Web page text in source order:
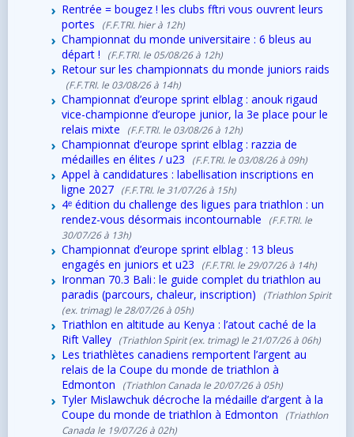
Rentrée = bougez ! les clubs fftri vous ouvrent leurs
portes
(F.F.TRI. hier à 12h)
Championnat du monde universitaire : 6 bleus au
départ !
(F.F.TRI. le 05/08/26 à 12h)
Retour sur les championnats du monde juniors raids
(F.F.TRI. le 03/08/26 à 14h)
Championnat d’europe sprint elblag : anouk rigaud
vice-championne d’europe junior, la 3e place pour le
relais mixte
(F.F.TRI. le 03/08/26 à 12h)
Championnat d’europe sprint elblag : razzia de
médailles en élites / u23
(F.F.TRI. le 03/08/26 à 09h)
Appel à candidatures : labellisation inscriptions en
ligne 2027
(F.F.TRI. le 31/07/26 à 15h)
4ᵉ édition du challenge des ligues para triathlon : un
rendez-vous désormais incontournable
(F.F.TRI. le
30/07/26 à 13h)
Championnat d’europe sprint elblag : 13 bleus
engagés en juniors et u23
(F.F.TRI. le 29/07/26 à 14h)
Ironman 70.3 Bali : le guide complet du triathlon au
paradis (parcours, chaleur, inscription)
(Triathlon Spirit
(ex. trimag) le 28/07/26 à 05h)
Triathlon en altitude au Kenya : l’atout caché de la
Rift Valley
(Triathlon Spirit (ex. trimag) le 21/07/26 à 06h)
Les triathlètes canadiens remportent l’argent au
relais de la Coupe du monde de triathlon à
Edmonton
(Triathlon Canada le 20/07/26 à 05h)
Tyler Mislawchuk décroche la médaille d’argent à la
Coupe du monde de triathlon à Edmonton
(Triathlon
Canada le 19/07/26 à 02h)